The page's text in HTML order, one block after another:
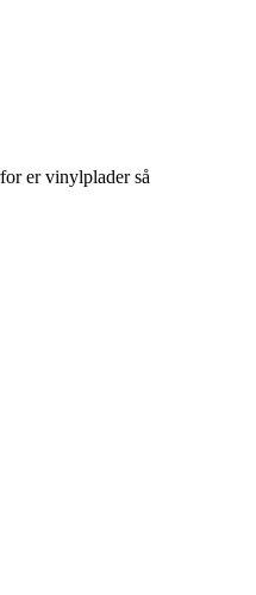
er vinylplader så